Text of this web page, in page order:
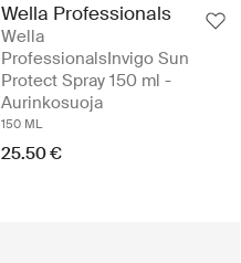
Wella Professionals
Wella
ProfessionalsInvigo Sun
Protect Spray 150 ml -
Aurinkosuoja
150 ML
25.50 €